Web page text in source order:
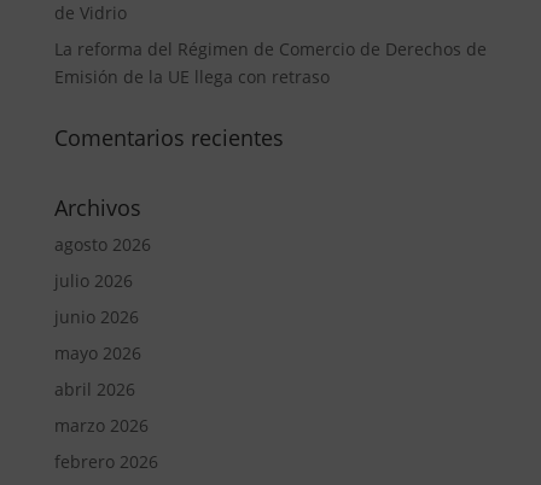
de Vidrio
La reforma del Régimen de Comercio de Derechos de
Emisión de la UE llega con retraso
Comentarios recientes
Archivos
agosto 2026
julio 2026
junio 2026
mayo 2026
abril 2026
marzo 2026
febrero 2026